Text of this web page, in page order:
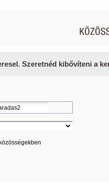
Szeretnéd kibővíteni a